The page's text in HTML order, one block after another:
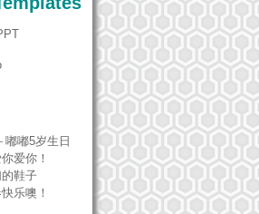
嘟嘟5岁生日
爱你！
鞋子
乐噢！